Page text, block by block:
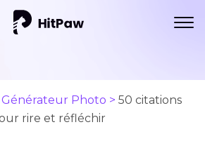
Photo > 50 citations
rire et réfléchir